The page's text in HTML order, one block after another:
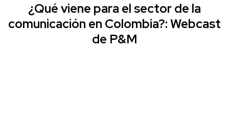
¿Qué viene para el sector de la
comunicación en Colombia?: Webcast
de P&M